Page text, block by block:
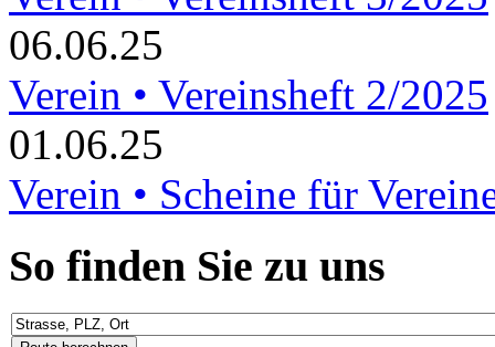
06.06.25
Verein • Vereinsheft 2/2025
01.06.25
Verein • Scheine für
So finden Sie zu uns